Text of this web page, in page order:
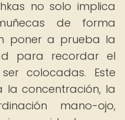
no solo implica
de forma
poner a prueba la
para recordar el
colocadas. Este
la concentración, la
mano-ojo,